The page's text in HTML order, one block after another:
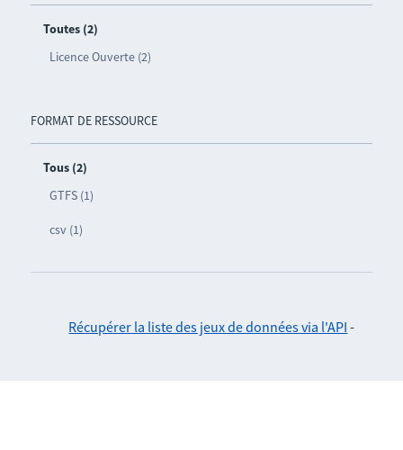
Toutes (2)
Licence Ouverte (2)
FORMAT DE RESSOURCE
Tous (2)
GTFS (1)
csv (1)
Récupérer la liste des jeux de données via l'API -